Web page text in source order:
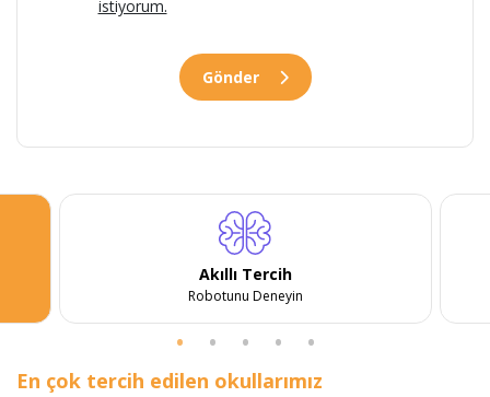
istiyorum.
Gönder
Akıllı Tercih
Robotunu Deneyin
En çok tercih edilen okullarımız